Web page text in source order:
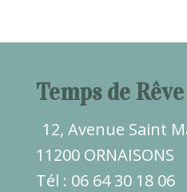
Temps de Rêve
12, Avenue Saint
11200 ORNAISONS
Tél : 06 64 30 18 06